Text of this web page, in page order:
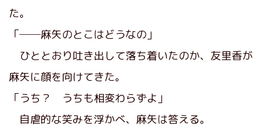
た。
「──麻矢のとこはどうなの」
ひととおり吐き出して落ち着いたのか、友里香が
麻矢に顔を向けてきた。
「うち？ うちも相変わらずよ」
自虐的な笑みを浮かべ、麻矢は答える。